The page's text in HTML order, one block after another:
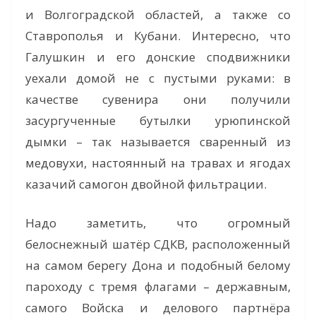
и Волгоградской областей, а также со
Ставрополья и Кубани. Интересно, что
Галушкин и его донские сподвижники
уехали домой не с пустыми руками: в
качестве сувенира они получили
засургученные бутылки урюпинской
дымки – так называется сваренный из
медовухи, настоянный на травах и ягодах
казачий самогон двойной фильтрации.
Надо заметить, что огромный
белоснежный шатёр СДКВ, расположенный
на самом берегу Дона и подобный белому
пароходу с тремя флагами – державным,
самого Войска и делового партнёра